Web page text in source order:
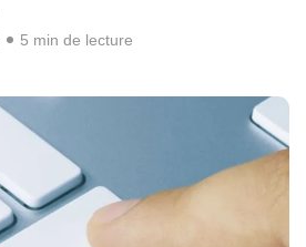
5 min de lecture